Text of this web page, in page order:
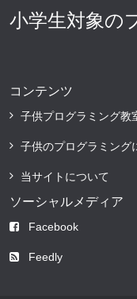
小学生対象の
コンテンツ
子供プログラミング教
子供のプログラミング
当サイトについて
ソーシャルメディア
Facebook
Feedly